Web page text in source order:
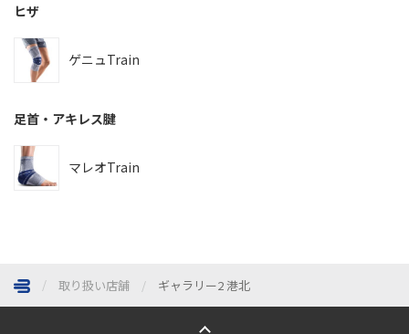
ヒザ
ゲニュTrain
足首・アキレス腱
マレオTrain
取り扱い店舗 ギャラリー2 港北
ページトップへ